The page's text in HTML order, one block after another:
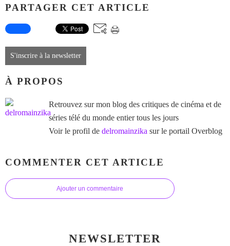
PARTAGER CET ARTICLE
S'inscrire à la newsletter
À PROPOS
Retrouvez sur mon blog des critiques de cinéma et de
séries télé du monde entier tous les jours
Voir le profil de delromainzika sur le portail Overblog
COMMENTER CET ARTICLE
Ajouter un commentaire
NEWSLETTER